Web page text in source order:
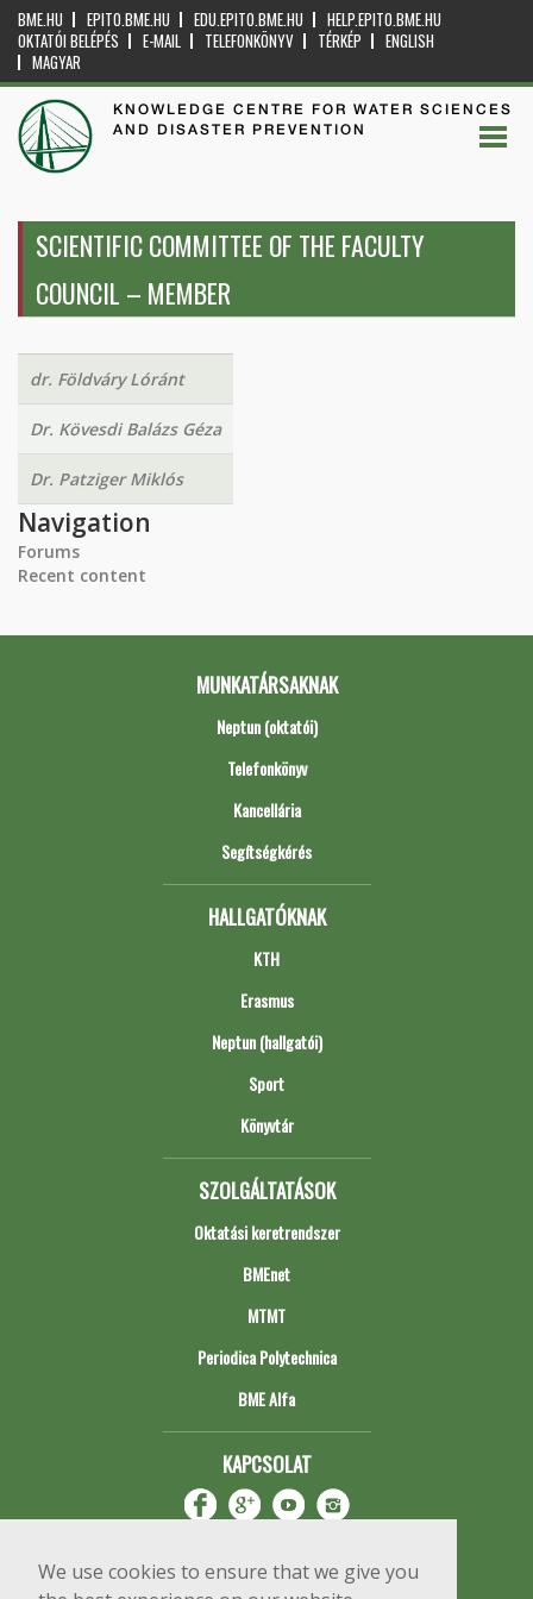
We use cookies to ensure that we give you
BME.HU EPITO.BME.HU EDU.EPITO.BME.HU
HELP.EPITO.BME.HU
OKTATÓI BELÉPÉS
E-MAIL TELEFONKÖNYV TÉRKÉP
ENGLISH
MAGYAR
KNOWLEDGE CENTRE FOR WATER SCIENCES
AND DISASTER PREVENTION
SCIENTIFIC COMMITTEE OF THE FACULTY
COUNCIL – MEMBER
dr. Földváry Lóránt
Dr. Kövesdi Balázs Géza
Dr. Patziger Miklós
Navigation
Forums
Recent content
MUNKATÁRSAKNAK
Neptun (oktatói)
Telefonkönyv
Kancellária
Segítségkérés
HALLGATÓKNAK
KTH
Erasmus
Neptun (hallgatói)
Sport
Könyvtár
SZOLGÁLTATÁSOK
Oktatási keretrendszer
BMEnet
MTMT
Periodica Polytechnica
BME Alfa
KAPCSOLAT